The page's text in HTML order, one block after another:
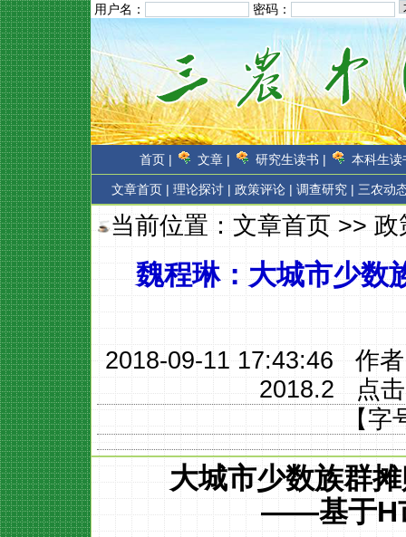
用户名： 密码：
首页 | 文章 | 研究生读书 | 本科生读
文章首页 | 理论探讨 | 政策评论 | 调查研究 | 三农动
当前位置：文章首页>>政
魏程琳：大城市少数
2018-09-11 17:43:46 作
2018.2点击
【字
大城市少数族群
——基于H